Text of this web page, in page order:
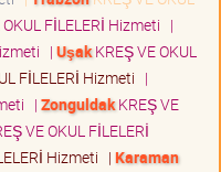
OKUL FİLELERİ Hizmeti |
| UşakKREŞ VE OKUL
FİLELERİ Hizmeti |
| ZonguldakKREŞ VE
VE OKUL FİLELERİ
Hizmeti | Karaman